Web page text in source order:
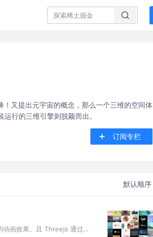
又提出元宇宙的概念，那么一个三维的空间体
行的三维引擎则脱颖而出。
订阅专栏
默认顺序
动画效果。且 Threejs 通过